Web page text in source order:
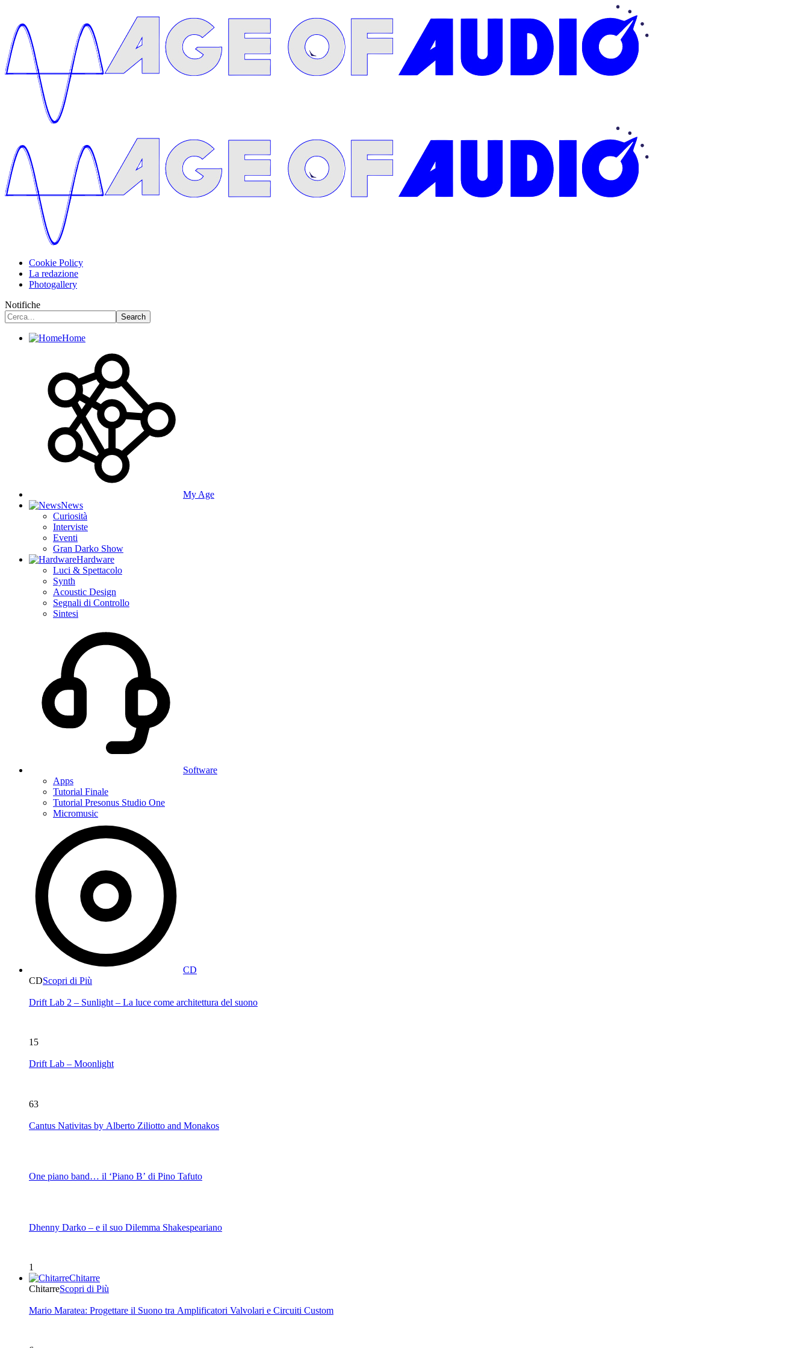
Cookie Policy
La redazione
Photogallery
Notifiche
Home
My Age
News
Curiosità
Interviste
Eventi
Gran Darko Show
Hardware
Luci & Spettacolo
Synth
Acoustic Design
Segnali di Controllo
Sintesi
Software
Apps
Tutorial Finale
Tutorial Presonus Studio One
Micromusic
CD
CDScopri di Più
Drift Lab 2 – Sunlight – La luce come architettura del suono
15
Drift Lab – Moonlight
63
Cantus Nativitas by Alberto Ziliotto and Monakos
One piano band… il ‘Piano B’ di Pino Tafuto
Dhenny Darko – e il suo Dilemma Shakespeariano
1
Chitarre
ChitarreScopri di Più
Mario Maratea: Progettare il Suono tra Amplificatori Valvolari e Circuiti Custom